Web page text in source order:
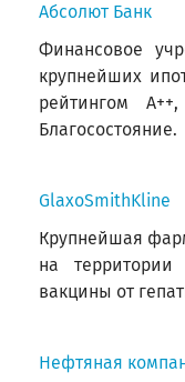
Абсолют Банк
Финансовое
крупнейших
рейтингом
Благосостояние.
GlaxoSmithKline
Крупнейшая
на
вакцины от
Нефтяная